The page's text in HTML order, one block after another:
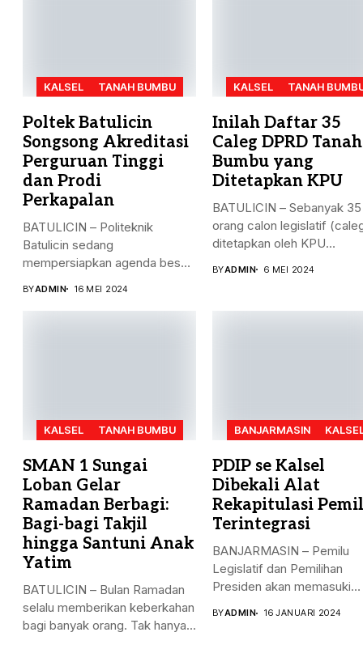
KALSEL TANAH BUMBU
Poltek Batulicin
Songsong Akreditasi
Perguruan Tinggi
dan Prodi
Perkapalan
BATULICIN – Politeknik
Batulicin sedang
mempersiapkan agenda besar
BYADMIN 16 MEI 2024
KALSEL TANAH
Inilah Daftar 35
Caleg DPRD Tanah
Bumbu yang
Ditetapkan KPU
BATULICIN – Sebanyak 35
orang calon legislatif
ditetapkan oleh KPU
BYADMIN 6 MEI 2024
KALSEL TANAH BUMBU
SMAN 1 Sungai
Loban Gelar
Ramadan Berbagi:
Bagi-bagi Takjil
hingga Santuni Anak
Yatim
BATULICIN – Bulan Ramadan
selalu memberikan keberkahan
bagi banyak orang. Tak hanya...
BANJARMASIN
PDIP se Kalsel
Dibekali Alat
Rekapitulasi
Terintegrasi
BANJARMASIN – Pemilu
Legislatif dan Pemilihan
Presiden akan memasuki
BYADMIN 16 JANUARI 2024